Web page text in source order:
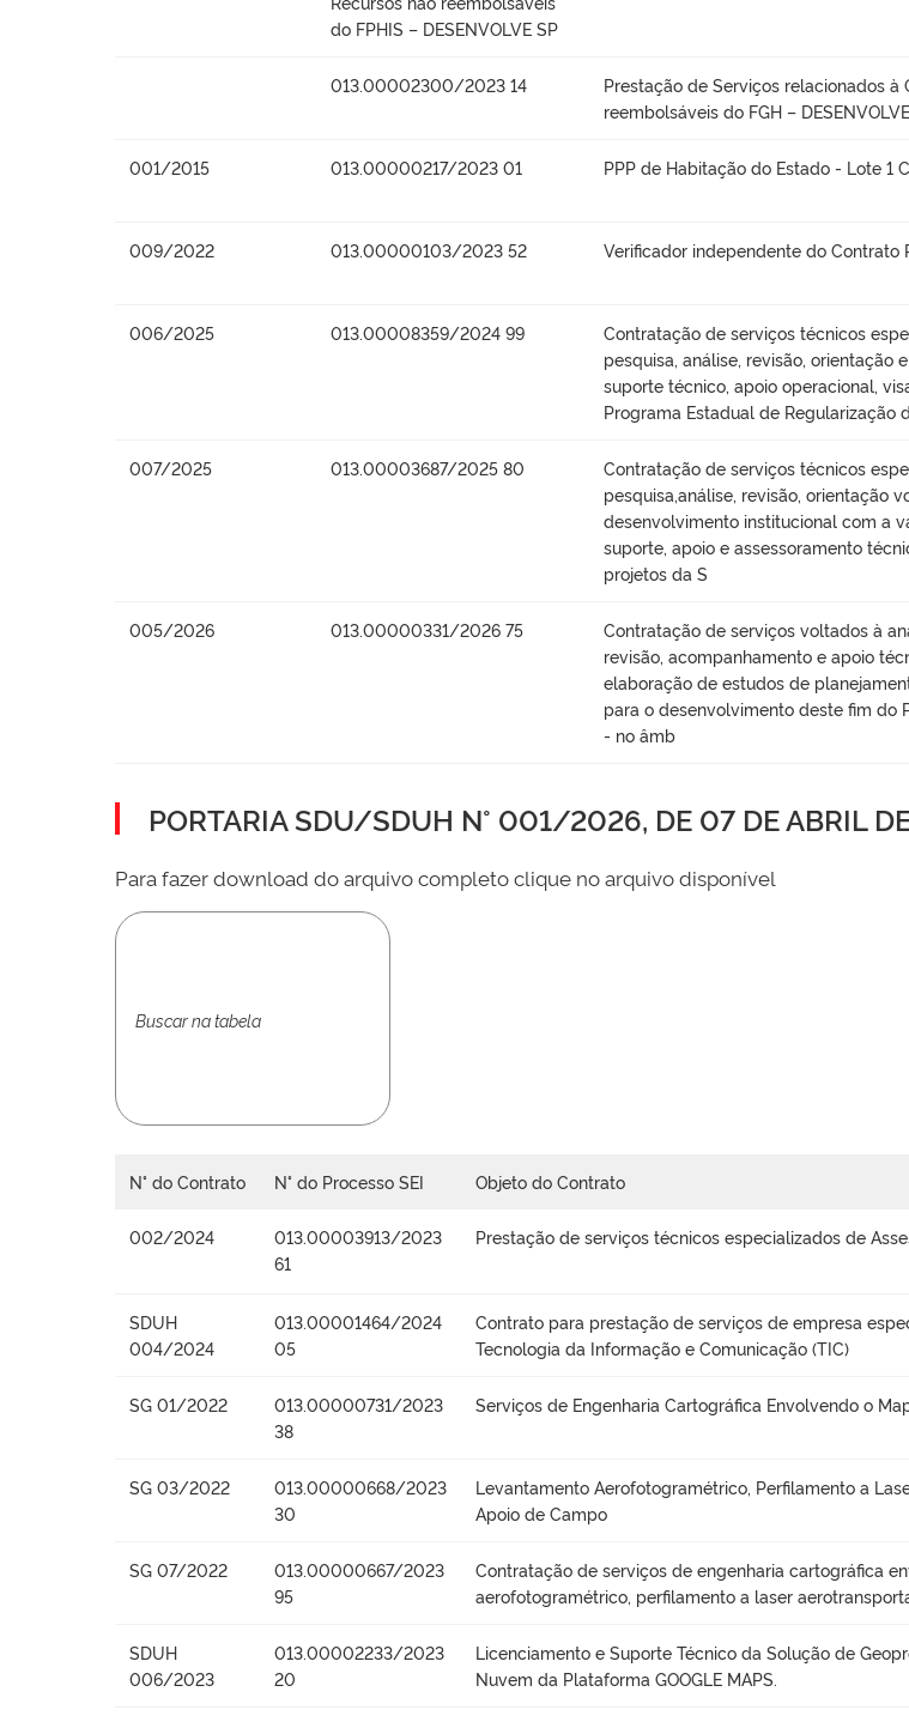
do FPHIS – DESENVOLVE SP
013.00002300/2023 14
Prestação de Serviços relacionados à
reembolsáveis do FGH –
001/2015 013.00000217/2023 01 PPP de Habitação do Estado - Lote 1
009/2022 013.00000103/2023 52 Verificador independente do Contrato
006/2025 013.00008359/2024 99
Contratação de serviços técnicos
pesquisa, análise, revisão, orientação
suporte técnico, apoio operacional,
Programa Estadual de Regularização
007/2025 013.00003687/2025 80
Contratação de serviços técnicos
pesquisa,análise, revisão, orientação
desenvolvimento institucional com a
suporte, apoio e assessoramento
projetos da S
005/2026 013.00000331/2026 75
Contratação de serviços voltados à
revisão, acompanhamento e apoio
elaboração de estudos de
para o desenvolvimento deste fim do
- no âmb
PORTARIA SDU/SDUH N° 001/2026, DE 07 DE ABRIL
Para fazer download do arquivo completo clique no arquivo disponível
N° do Contrato N° do Processo SEI Objeto do Contrato
002/2024
013.00003913/2023
61
Prestação de serviços técnicos especializados de
SDUH
004/2024
013.00001464/2024
05
Contrato para prestação de serviços de empresa
Tecnologia da Informação e Comunicação (TIC)
SG 01/2022
013.00000731/2023
38
Serviços de Engenharia Cartográfica Envolvendo o
SG 03/2022
013.00000668/2023
30
Levantamento Aerofotogramétrico, Perfilamento a
Apoio de Campo
SG 07/2022
013.00000667/2023
95
Contratação de serviços de engenharia cartográfica
aerofotogramétrico, perfilamento a laser
SDUH
006/2023
013.00002233/2023
20
Licenciamento e Suporte Técnico da Solução de
Nuvem da Plataforma GOOGLE MAPS.